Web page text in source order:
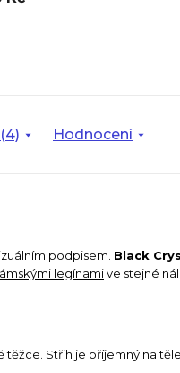
Hodnocení
podpisem. Black
legínamive stejné
Střih je příjemný na